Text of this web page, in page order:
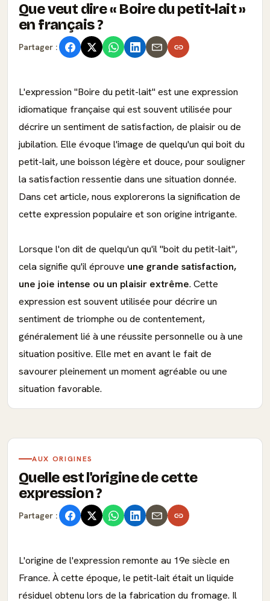
Que veut dire
Boire du petit-lait
en français ?
Partager :
L'expression "Boire du petit-lait" est une expression
idiomatique française qui est souvent utilisée pour
décrire un sentiment de satisfaction, de plaisir ou de
jubilation. Elle évoque l'image de quelqu'un qui boit du
petit-lait, une boisson légère et douce, pour souligner
la satisfaction ressentie dans une situation donnée.
Dans cet article, nous explorerons la signification de
cette expression populaire et son origine intrigante.
Lorsque l'on dit de quelqu'un qu'il "boit du petit-lait",
cela signifie qu'il éprouve une grande satisfaction,
une joie intense ou un plaisir extrême. Cette
expression est souvent utilisée pour décrire un
sentiment de triomphe ou de contentement,
généralement lié à une réussite personnelle ou à une
situation positive. Elle met en avant le fait de
savourer pleinement un moment agréable ou une
situation favorable.
AUX ORIGINES
Quelle est l'origine de cette
expression ?
Partager :
L'origine de l'expression remonte au 19e siècle en
France. À cette époque, le petit-lait était un liquide
résiduel obtenu lors de la fabrication du fromage. Il